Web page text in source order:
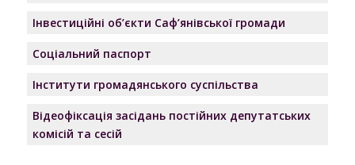
Інвестиційні об’єкти Саф’янівської громади
Соціальний паспорт
Інститути громадянського суспільства
Відеофіксація засідань постійних депутатських
комісій та сесій